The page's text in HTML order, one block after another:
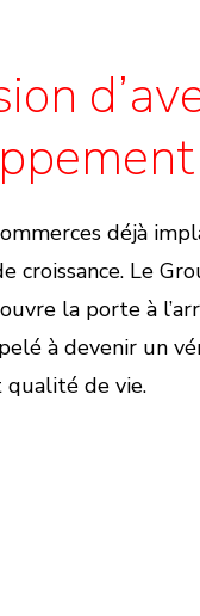
déjà
croissance. Le
la porte à
à devenir un
qualité de vie.